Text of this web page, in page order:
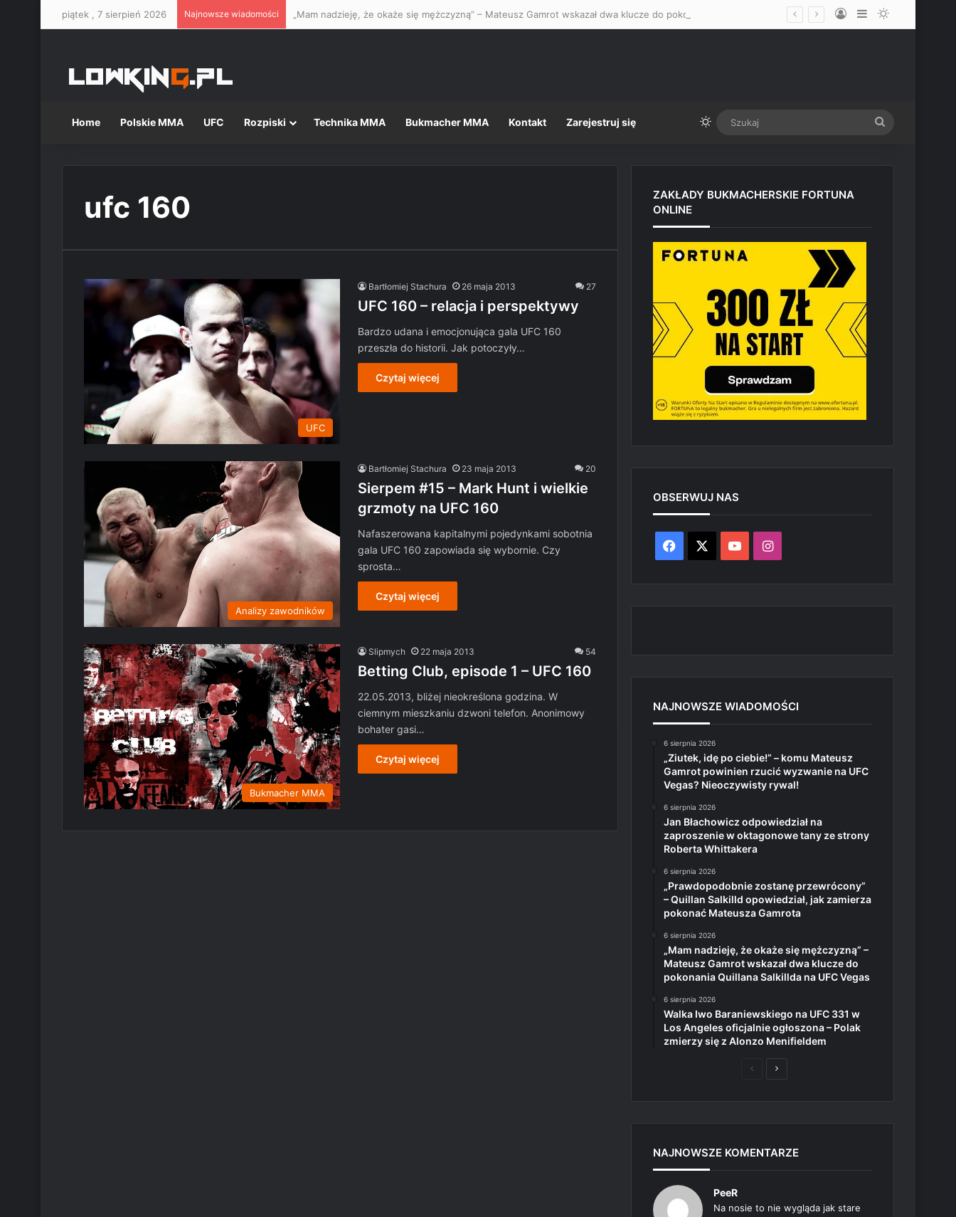
piątek , 7 sierpień 2026 Najnowsze wiadomości Log InSidebarSwitch skin
Home Polskie MMA UFC Rozpiski Technika MMA Bukmacher MMA Kontakt Zarejestruj się Switch skin
ufc 160
UFC
Bartłomiej Stachura 26 maja 2013 27
UFC 160 – relacja i perspektywy
Bardzo udana i emocjonująca gala UFC 160
przeszła do historii. Jak potoczyły…
Czytaj więcej
Analizy zawodników
Bartłomiej Stachura 23 maja 2013 20
Sierpem #15 – Mark Hunt i wielkie
grzmoty na UFC 160
Nafaszerowana kapitalnymi pojedynkami sobotnia
gala UFC 160 zapowiada się wybornie. Czy
sprosta…
Czytaj więcej
Bukmacher MMA
Slipmych 22 maja 2013 54
Betting Club, episode 1 – UFC 160
22.05.2013, bliżej nieokreślona godzina. W
ciemnym mieszkaniu dzwoni telefon. Anonimowy
bohater gasi…
Czytaj więcej
ZAKŁADY BUKMACHERSKIE FORTUNA
ONLINE
OBSERWUJ NAS
Facebook YouTubeInstagram
NAJNOWSZE WIADOMOŚCI
6 sierpnia 2026
„Ziutek, idę po ciebie!” – komu Mateusz
Gamrot powinien rzucić wyzwanie na UFC
Vegas? Nieoczywisty rywal!
6 sierpnia 2026
Jan Błachowicz odpowiedział na
zaproszenie w oktagonowe tany ze strony
Roberta Whittakera
6 sierpnia 2026
„Prawdopodobnie zostanę przewrócony”
– Quillan Salkilld opowiedział, jak zamierza
pokonać Mateusza Gamrota
6 sierpnia 2026
„Mam nadzieję, że okaże się mężczyzną” –
Mateusz Gamrot wskazał dwa klucze do
pokonania Quillana Salkillda na UFC Vegas
6 sierpnia 2026
Walka Iwo Baraniewskiego na UFC 331 w
Los Angeles oficjalnie ogłoszona – Polak
zmierzy się z Alonzo Menifieldem
PoprzedniaNastępna
NAJNOWSZE KOMENTARZE
PeeR
Na nosie to nie wygląda jak stare